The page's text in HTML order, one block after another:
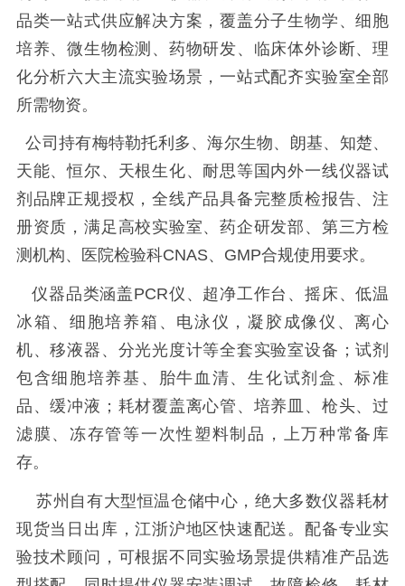
品类一站式供应解决方案，覆盖分子生物学、细胞
培养、微生物检测、药物研发、临床体外诊断、理
化分析六大主流实验场景，一站式配齐实验室全部
所需物资。
公司持有梅特勒托利多、海尔生物、朗基、知楚、
天能、恒尔、天根生化、耐思等国内外一线仪器试
剂品牌正规授权，全线产品具备完整质检报告、注
册资质，满足高校实验室、药企研发部、第三方检
测机构、医院检验科CNAS、GMP合规使用要求。
仪器品类涵盖PCR仪、超净工作台、摇床、低温
冰箱、细胞培养箱、电泳仪，凝胶成像仪、离心
机、移液器、分光光度计等全套实验室设备；试剂
包含细胞培养基、胎牛血清、生化试剂盒、标准
品、缓冲液；耗材覆盖离心管、培养皿、枪头、过
滤膜、冻存管等一次性塑料制品，上万种常备库
存。
苏州自有大型恒温仓储中心，绝大多数仪器耗材
现货当日出库，江浙沪地区快速配送。配备专业实
验技术顾问，可根据不同实验场景提供精准产品选